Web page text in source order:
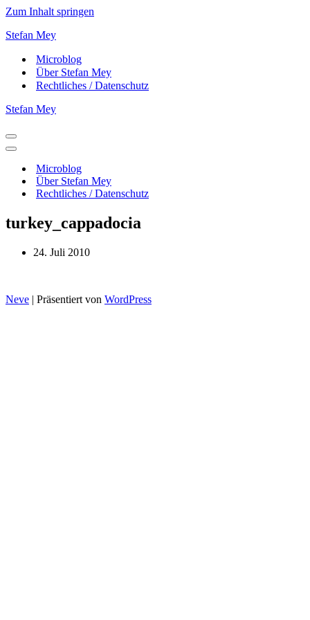
Zum Inhalt springen
Stefan Mey
Microblog
Über Stefan Mey
Rechtliches / Datenschutz
Stefan Mey
Navigationsmenü
Navigationsmenü
Microblog
Über Stefan Mey
Rechtliches / Datenschutz
turkey_cappadocia
24. Juli 2010
Neve | Präsentiert von WordPress